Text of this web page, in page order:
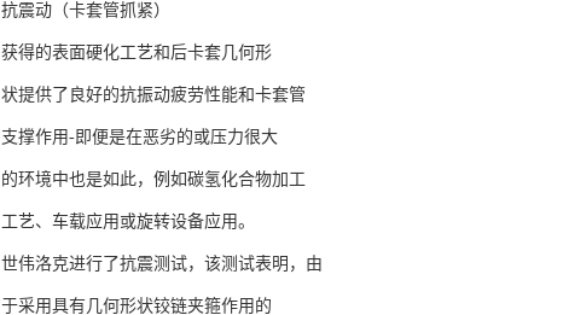
抗震动（卡套管抓紧）
获得的表面硬化工艺和后卡套几何形
状提供了良好的抗振动疲劳性能和卡套管
支撑作用-即便是在恶劣的或压力很大
的环境中也是如此，例如碳氢化合物加工
工艺、车载应用或旋转设备应用。
世伟洛克进行了抗震测试，该测试表明，由
于采用具有几何形状铰链夹箍作用的